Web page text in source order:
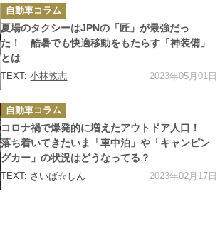
カ
テ
ゴ
リ
ー
自動車コラム
夏場のタクシーはJPNの「匠」が最強だっ
た！ 酷暑でも快適移動をもたらす「神装備」
とは
TEXT:小林敦志 2023年05月01日
カ
テ
ゴ
リ
ー
自動車コラム
コロナ禍で爆発的に増えたアウトドア人口！
落ち着いてきたいま「車中泊」や「キャンピン
グカー」の状況はどうなってる？
TEXT: さいば☆しん 2023年02月17日